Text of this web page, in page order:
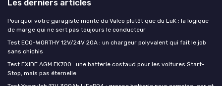
Les derniers articles
Pourquoi votre garagiste monte du Valeo plutôt que du LuK : la logique
de marge qui ne sert pas toujours le conducteur
Test ECO-WORTHY 12V/24V 20A : un chargeur polyvalent qui fait le job
sans chichis
Test EXIDE AGM EK700 : une batterie costaud pour les voitures Start-
Stop, mais pas éternelle